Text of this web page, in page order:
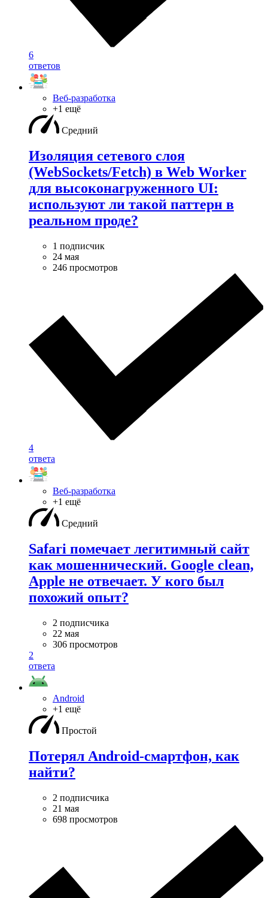
6
ответов
Веб-разработка
+1 ещё
Средний
Изоляция сетевого слоя
(WebSockets/Fetch) в Web Worker
для высоконагруженного UI:
используют ли такой паттерн в
реальном проде?
1 подписчик
24 мая
246 просмотров
4
ответа
Веб-разработка
+1 ещё
Средний
Safari помечает легитимный сайт
как мошеннический. Google clean,
Apple не отвечает. У кого был
похожий опыт?
2 подписчика
22 мая
306 просмотров
2
ответа
Android
+1 ещё
Простой
Потерял Android-смартфон, как
найти?
2 подписчика
21 мая
698 просмотров